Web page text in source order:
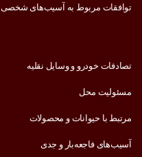
توافقات مربوط به آسیب‌های شخصی
تصادفات خودرو و وسایل نقلیه
مسئولیت محل
مرتبط با حیوانات و محصولات
آسیب‌های فاجعه‌بار و جدی